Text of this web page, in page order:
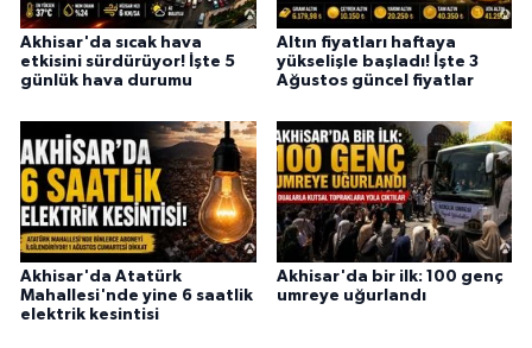
Akhisar'da sıcak hava
etkisini sürdürüyor! İşte 5
günlük hava durumu
Altın fiyatları haftaya
yükselişle başladı! İşte 3
Ağustos güncel fiyatlar
Akhisar'da Atatürk
Mahallesi'nde yine 6 saatlik
elektrik kesintisi
Akhisar'da bir ilk: 100 genç
umreye uğurlandı